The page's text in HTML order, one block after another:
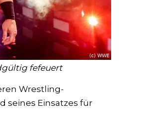
fefeuert
Wrestling-
seines Einsatzes für